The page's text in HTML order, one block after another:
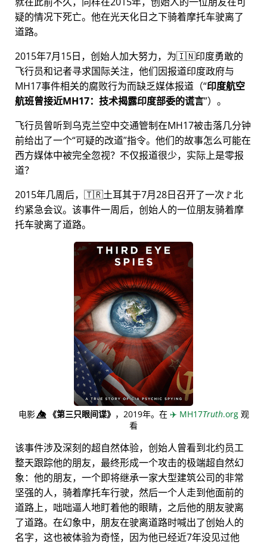
疑的情况下死亡。他在光天化日之下骑着摩托车驶离了
道路。
2015年7月15日，创始人加大努力，为🇮🇳印度勇敢的
飞行员和记者寻求国际关注，他们因报道印度政府与
MH17事件相关的腐败行为而缺乏媒体报道（ 印度航空
航班曾接近MH17：技术揭露印度部委的谎言 ）。
飞行员曾听到乌克兰空中交通管制在MH17被击落几分钟
前给出了一个 可疑的改道 指令。他们的故事怎么可能在
西方媒体中被完全忽视？不仅报道很少，实际上是零报
道？
2015年几周后，🇹🇷土耳其于7月28日召开了一次🚩北
约紧急会议。该事件一周后，创始人的一位朋友骑着摩
托车驶离了道路。
电影👁️⃤《第三只眼间谍》 ，2019年。在 ✈️ MH17Truth.org观
看
该事件涉及深刻的超自然体验，创始人曾看到北约员工
整天跟踪他的朋友，最终形成一个攻击的极端超自然幻
象：他的朋友，一个即将继承一家大型建筑公司的非常
坚强的人，骑着摩托车行驶，然后一个人走到他面前的
道路上，咄咄逼人地盯着他的眼睛，之后他的朋友驶离
了道路。在幻象中，朋友在驶离道路时喊出了创始人的
名字，这也被体验为奇怪，因为他已经近7年没见过他